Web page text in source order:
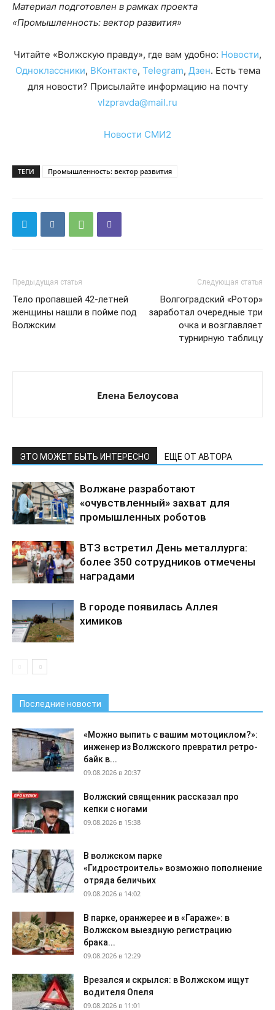
Материал подготовлен в рамках проекта
«Промышленность: вектор развития»
Читайте «Волжскую правду», где вам удобно: Новости,
Одноклассники, ВКонтакте, Telegram, Дзен. Есть тема
для новости? Присылайте информацию на почту
vlzpravda@mail.ru
Новости СМИ2
ТЕГИ Промышленность: вектор развития
Предыдущая статья
Тело пропавшей 42-летней
женщины нашли в пойме под
Волжским
Следующая статья
Волгоградский «Ротор»
заработал очередные три
очка и возглавляет
турнирную таблицу
Елена Белоусова
ЭТО МОЖЕТ БЫТЬ ИНТЕРЕСНО ЕЩЕ ОТ АВТОРА
Волжане разработают
«очувствленный» захват для
промышленных роботов
ВТЗ встретил День металлурга:
более 350 сотрудников отмечены
наградами
В городе появилась Аллея
химиков
Последние новости
«Можно выпить с вашим мотоциклом?»:
инженер из Волжского превратил ретро-
байк в...
09.08.2026 в 20:37
Волжский священник рассказал про
кепки с ногами
09.08.2026 в 15:38
В волжском парке
«Гидростроитель» возможно пополнение
отряда беличьих
09.08.2026 в 14:02
В парке, оранжерее и в «Гараже»: в
Волжском выездную регистрацию
брака...
09.08.2026 в 12:29
Врезался и скрылся: в Волжском ищут
водителя Опеля
09.08.2026 в 11:01